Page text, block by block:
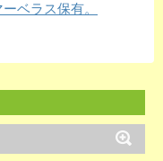
ベラス保有。